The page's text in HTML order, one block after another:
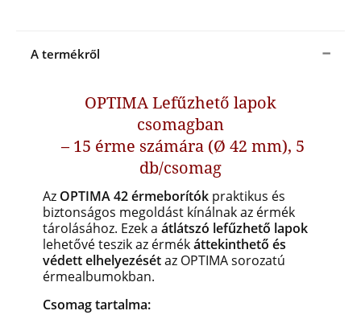
A termékről
OPTIMA Lefűzhető lapok
csomagban
– 15 érme számára (Ø 42 mm), 5
db/csomag
Az OPTIMA 42 érmeborítók praktikus és
biztonságos megoldást kínálnak az érmék
tárolásához. Ezek a átlátszó lefűzhető lapok
lehetővé teszik az érmékáttekinthető és
védett elhelyezésétaz OPTIMA sorozatú
érmealbumokban.
Csomag tartalma: